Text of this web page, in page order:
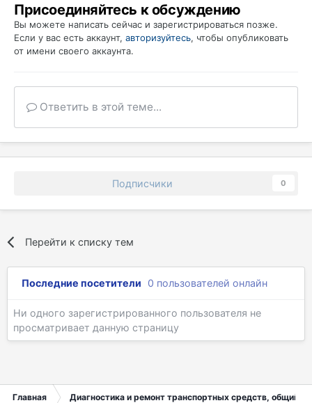
Присоединяйтесь к обсуждению
Вы можете написать сейчас и зарегистрироваться позже.
Если у вас есть аккаунт, авторизуйтесь, чтобы опубликовать
от имени своего аккаунта.
Ответить в этой теме...
Подписчики 0
Перейти к списку тем
Последние посетители 0 пользователей онлайн
Ни одного зарегистрированного пользователя не
просматривает данную страницу
Главная Диагностика и ремонт транспортных средств, общий